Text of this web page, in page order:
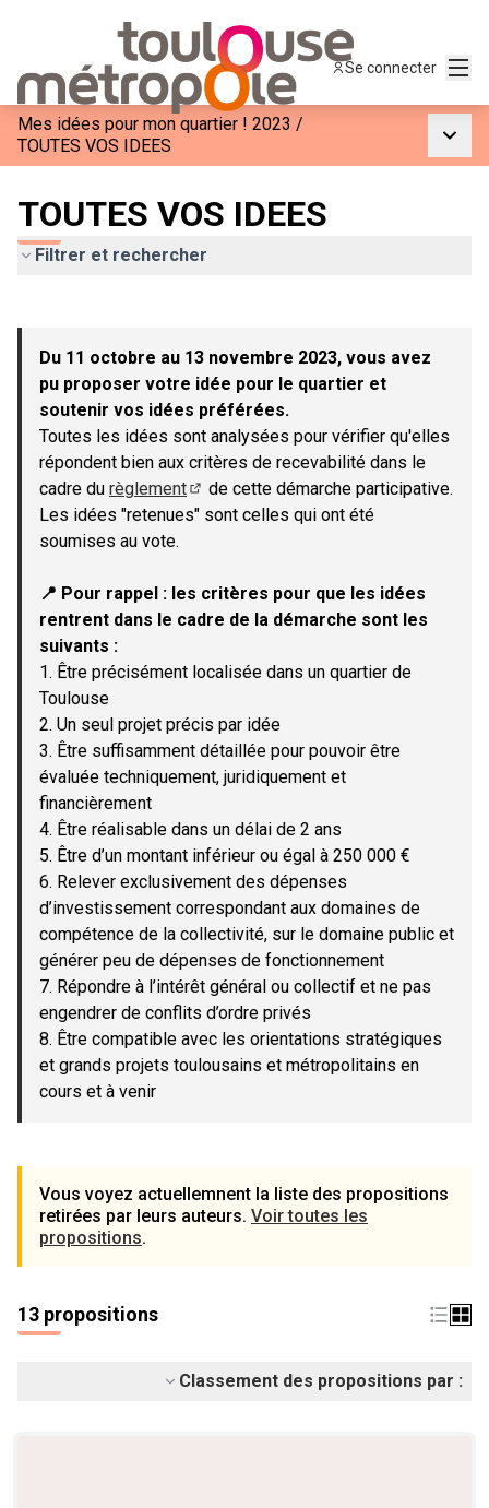
Se connecter
Mes idées pour mon quartier ! 2023 /
TOUTES VOS IDEES
TOUTES VOS IDEES
Filtrer et rechercher
−
Du 11 octobre au 13 novembre 2023, vous avez
pu proposer votre idée pour le quartier et
soutenir vos idées préférées.
Toutes les idées sont analysées pour vérifier qu'elles
répondent bien aux critères de recevabilité dans le
cadre du règlement
(Lien externe)
de cette démarche participative.
Les idées "retenues" sont celles qui ont été
soumises au vote.
📍 Pour rappel : les critères pour que les idées
rentrent dans le cadre de la démarche sont les
suivants :
1. Être précisément localisée dans un quartier de
Toulouse
2. Un seul projet précis par idée
3. Être suffisamment détaillée pour pouvoir être
évaluée techniquement, juridiquement et
financièrement
4. Être réalisable dans un délai de 2 ans
5. Être d’un montant inférieur ou égal à 250 000 €
6. Relever exclusivement des dépenses
d’investissement correspondant aux domaines de
compétence de la collectivité, sur le domaine public et
générer peu de dépenses de fonctionnement
7. Répondre à l’intérêt général ou collectif et ne pas
engendrer de conflits d’ordre privés
8. Être compatible avec les orientations stratégiques
et grands projets toulousains et métropolitains en
cours et à venir
Vous voyez actuellemnent la liste des propositions
retirées par leurs auteurs. Voir toutes les
propositions.
13 propositions
Classement des propositions par :